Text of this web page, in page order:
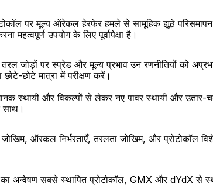
पर मूल्य ऑरेकल हेरफेर हमले से सामूहिक झूठे
महत्वपूर्ण उपयोग के लिए पूर्वापेक्षा है।
जोड़ों पर स्प्रेड और मूल्य प्रभाव उन रणनीतियों को
छोटे मात्रा में परीक्षण करें।
स्थायी और विकल्पों से लेकर नए पावर स्थायी और
साथ।
ऑरकल निर्भरताएँ, तरलता जोखिम, और प्रोटोकॉल
अन्वेषण सबसे स्थापित प्रोटोकॉल, GMX और dYdX से